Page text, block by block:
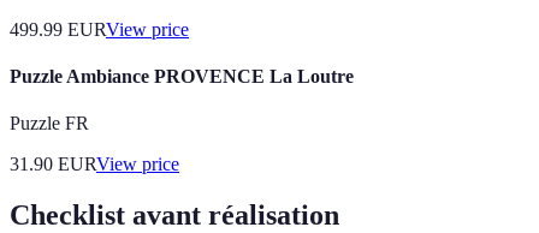
499.99 EURView price
Puzzle Ambiance PROVENCE La Loutre
Puzzle FR
31.90 EURView price
Checklist avant réalisation